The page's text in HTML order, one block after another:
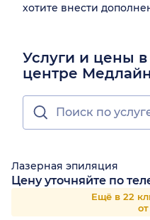
хотите внести
Услуги и цены
центре
Лазерная эпиляция
Цену уточняйте по
Ещё в 22